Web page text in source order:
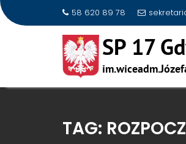
58 620 89 78
TAG: